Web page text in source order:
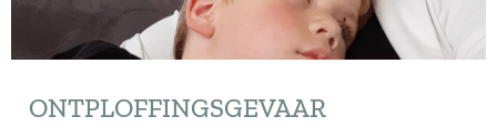
ONTPLOFFINGSGEVAAR